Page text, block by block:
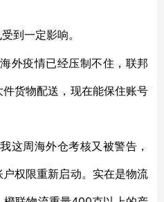
到一定影响。
外疫情已经压制不住，联邦
货物配送，现在能保住账号
这周海外仓考核又被警告，
权限重新启动。实在是物流